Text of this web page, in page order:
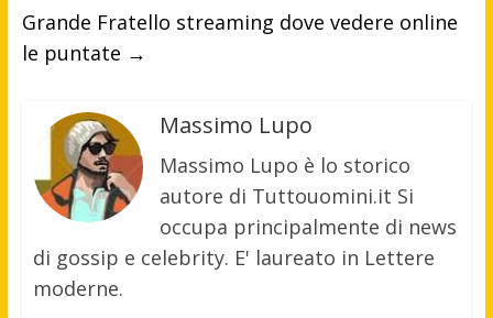
Grande Fratello streaming dove vedere online
le puntate →
Massimo Lupo
Massimo Lupo è lo storico
autore di Tuttouomini.it Si
occupa principalmente di news
di gossip e celebrity. E' laureato in Lettere
moderne.